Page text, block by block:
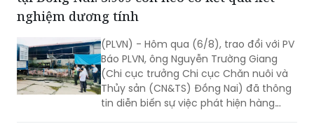
(PLVN) - Hôm qua (6/8), trao đổi với PV
Báo PLVN, ông Nguyễn Trường Giang
(Chi cục trưởng Chi cục Chăn nuôi và
Thủy sản (CN&TS) Đồng Nai) đã thông
tin diễn biến sự việc phát hiện hàng
nghìn con heo dương tính với chất cấm
Salbutamol (thuộc nhóm Beta-agonist,
chất tạo nạc bị cấm sử dụng trong
Bộ Công an khám xét khẩn cấp nơi ở của